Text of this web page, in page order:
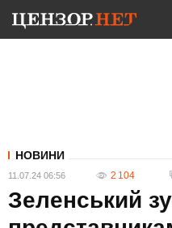
НОВИНИ
11.07.24 06:56 2 104
Зеленський